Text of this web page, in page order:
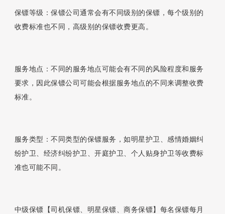
保镖等级：保镖公司通常会有不同级别的保镖，每个级别的
收费标准也不同，高级别的保镖收费更高。
服务地点：不同的服务地点可能会有不同的风险程度和服务
要求，因此保镖公司可能会根据服务地点的不同来调整收费
标准。
服务类型：不同类型的保镖服务，如明星护卫、感情婚姻纠
纷护卫、经济纠纷护卫、开庭护卫、个人贴身护卫等收费标
准也可能不同。
中级保镖【司机保镖、明星保镖、商务保镖】每名保镖每月